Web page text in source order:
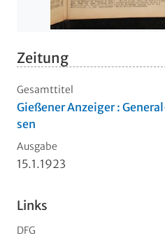
Zeitung
Gesamttitel
Gießener Anzeiger :
sen
Ausgabe
15.1.1923
Links
DFG